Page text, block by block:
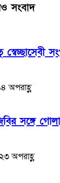
সংবাদ
স্বেচ্ছাসেবী
অপরাহ্ণ
সঙ্গে
অপরাহ্ণ